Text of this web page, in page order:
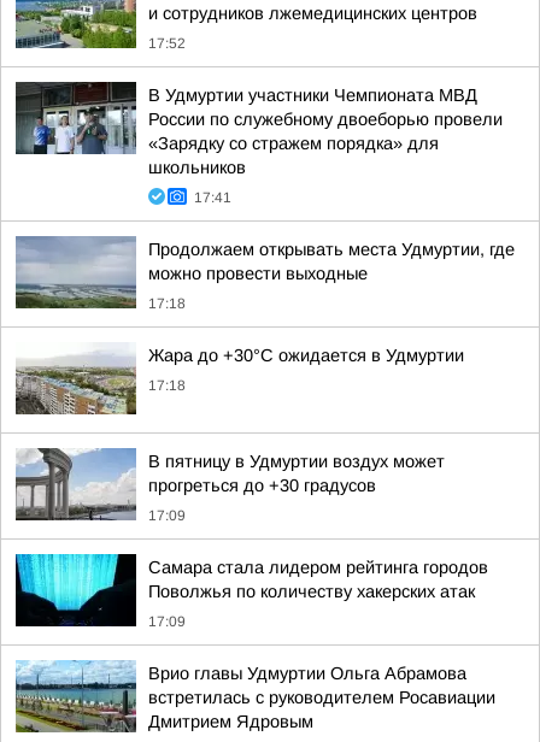
и сотрудников лжемедицинских центров
17:52
В Удмуртии участники Чемпионата МВД
России по служебному двоеборью провели
«Зарядку со стражем порядка» для
школьников
17:41
Продолжаем открывать места Удмуртии, где
можно провести выходные
17:18
Жара до +30°С ожидается в Удмуртии
17:18
В пятницу в Удмуртии воздух может
прогреться до +30 градусов
17:09
Самара стала лидером рейтинга городов
Поволжья по количеству хакерских атак
17:09
Врио главы Удмуртии Ольга Абрамова
встретилась с руководителем Росавиации
Дмитрием Ядровым